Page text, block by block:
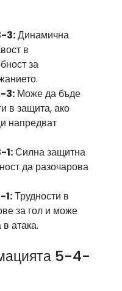
3:Динамична
в
за
3: Може да бъде
в защита, ако
напредват
1:Силна защитна
да разочарова
1:Трудности в
за гол и може
атака.
5-4-